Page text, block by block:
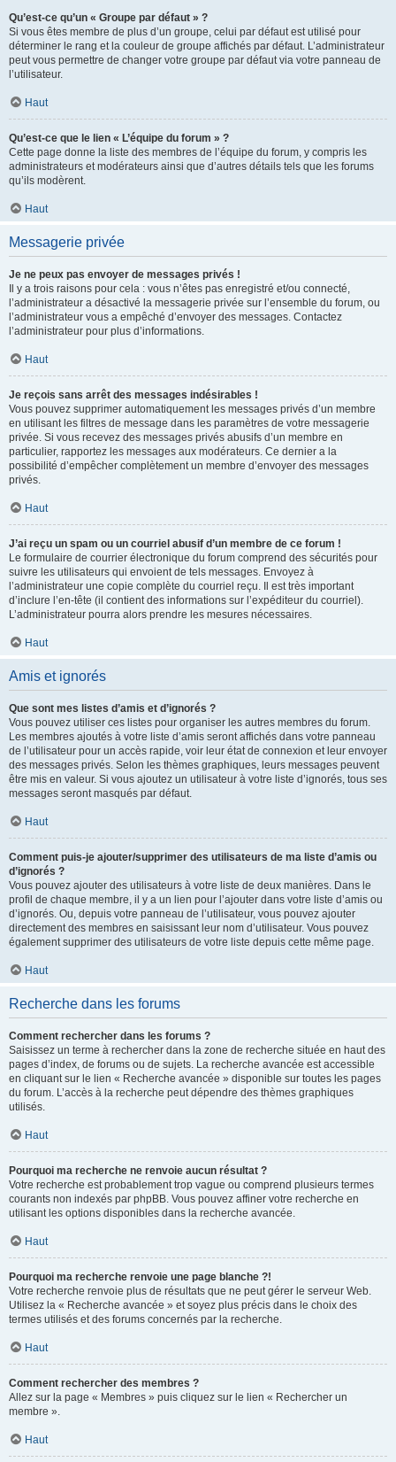
Qu’est-ce qu’un « Groupe par défaut » ?
Si vous êtes membre de plus d’un groupe, celui par défaut est utilisé pour
déterminer le rang et la couleur de groupe affichés par défaut. L’administrateur
peut vous permettre de changer votre groupe par défaut via votre panneau de
l’utilisateur.
Haut
Qu’est-ce que le lien « L’équipe du forum » ?
Cette page donne la liste des membres de l’équipe du forum, y compris les
administrateurs et modérateurs ainsi que d’autres détails tels que les forums
qu’ils modèrent.
Haut
Messagerie privée
Je ne peux pas envoyer de messages privés !
Il y a trois raisons pour cela : vous n’êtes pas enregistré et/ou connecté,
l’administrateur a désactivé la messagerie privée sur l’ensemble du forum, ou
l’administrateur vous a empêché d’envoyer des messages. Contactez
l’administrateur pour plus d’informations.
Haut
Je reçois sans arrêt des messages indésirables !
Vous pouvez supprimer automatiquement les messages privés d’un membre
en utilisant les filtres de message dans les paramètres de votre messagerie
privée. Si vous recevez des messages privés abusifs d’un membre en
particulier, rapportez les messages aux modérateurs. Ce dernier a la
possibilité d’empêcher complètement un membre d’envoyer des messages
privés.
Haut
J’ai reçu un spam ou un courriel abusif d’un membre de ce forum !
Le formulaire de courrier électronique du forum comprend des sécurités pour
suivre les utilisateurs qui envoient de tels messages. Envoyez à
l’administrateur une copie complète du courriel reçu. Il est très important
d’inclure l’en-tête (il contient des informations sur l’expéditeur du courriel).
L’administrateur pourra alors prendre les mesures nécessaires.
Haut
Amis et ignorés
Que sont mes listes d’amis et d’ignorés ?
Vous pouvez utiliser ces listes pour organiser les autres membres du forum.
Les membres ajoutés à votre liste d’amis seront affichés dans votre panneau
de l’utilisateur pour un accès rapide, voir leur état de connexion et leur envoyer
des messages privés. Selon les thèmes graphiques, leurs messages peuvent
être mis en valeur. Si vous ajoutez un utilisateur à votre liste d’ignorés, tous ses
messages seront masqués par défaut.
Haut
Comment puis-je ajouter/supprimer des utilisateurs de ma liste d’amis ou
d’ignorés ?
Vous pouvez ajouter des utilisateurs à votre liste de deux manières. Dans le
profil de chaque membre, il y a un lien pour l’ajouter dans votre liste d’amis ou
d’ignorés. Ou, depuis votre panneau de l’utilisateur, vous pouvez ajouter
directement des membres en saisissant leur nom d’utilisateur. Vous pouvez
également supprimer des utilisateurs de votre liste depuis cette même page.
Haut
Recherche dans les forums
Comment rechercher dans les forums ?
Saisissez un terme à rechercher dans la zone de recherche située en haut des
pages d’index, de forums ou de sujets. La recherche avancée est accessible
en cliquant sur le lien « Recherche avancée » disponible sur toutes les pages
du forum. L’accès à la recherche peut dépendre des thèmes graphiques
utilisés.
Haut
Pourquoi ma recherche ne renvoie aucun résultat ?
Votre recherche est probablement trop vague ou comprend plusieurs termes
courants non indexés par phpBB. Vous pouvez affiner votre recherche en
utilisant les options disponibles dans la recherche avancée.
Haut
Pourquoi ma recherche renvoie une page blanche ?!
Votre recherche renvoie plus de résultats que ne peut gérer le serveur Web.
Utilisez la « Recherche avancée » et soyez plus précis dans le choix des
termes utilisés et des forums concernés par la recherche.
Haut
Comment rechercher des membres ?
Allez sur la page « Membres » puis cliquez sur le lien « Rechercher un
membre ».
Haut